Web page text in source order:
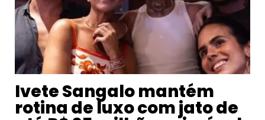
Ivete Sangalo mantém
rotina de luxo com jato de